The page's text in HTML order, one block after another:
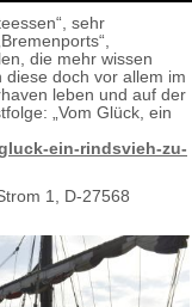
sehr
die mehr wissen
doch vor allem im
leben und auf der
„Vom Glück, ein
ein-rindsvieh-zu-
1, D-27568